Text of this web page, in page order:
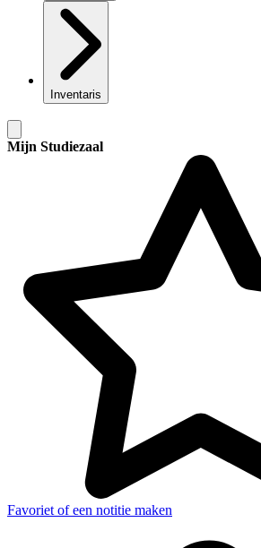
Inventaris
Mijn Studiezaal
Favoriet of een notitie maken